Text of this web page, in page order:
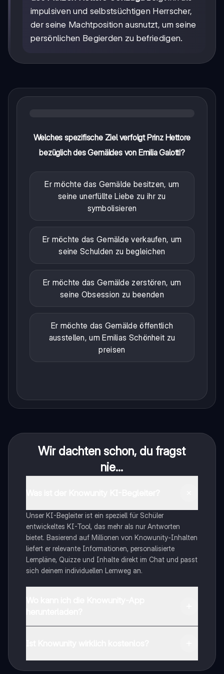
impulsiven und selbstsüchtigen Herrscher,
der seine Machtposition ausnutzt, um seine
persönlichen Begierden zu befriedigen.
Welches spezifische Ziel verfolgt Prinz Hettore
bezüglich des Gemäldes von Emilia Galotti?
Er möchte das Gemälde besitzen, um
seine unerfüllte Liebe zu ihr zu
symbolisieren
Er möchte das Gemälde verkaufen, um
seine Schulden zu begleichen
Er möchte das Gemälde zerstören, um
seine Obsession zu beenden
Er möchte das Gemälde öffentlich
ausstellen, um Emilias Schönheit zu
preisen
Wir dachten schon, du fragst
nie...
Unser KI-Begleiter ist ein speziell für Schüler
entwickeltes KI-Tool, das mehr als nur Antworten
bietet. Basierend auf Millionen von Knowunity-Inhalten
liefert er relevante Informationen, personalisierte
Lernpläne, Quizze und Inhalte direkt im Chat und passt
sich deinem individuellen Lernweg an.